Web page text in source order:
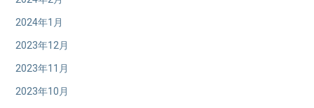
2024年1月
2023年12月
2023年11月
2023年10月